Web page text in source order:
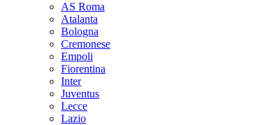
AS Roma
Atalanta
Bologna
Cremonese
Empoli
Fiorentina
Inter
Juventus
Lecce
Lazio